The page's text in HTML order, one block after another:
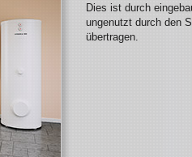
Dies ist durch
ungenutzt durch den
übertragen.